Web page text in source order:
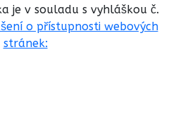
je v souladu s vyhláškou č.
o přístupnosti webových
stránek: